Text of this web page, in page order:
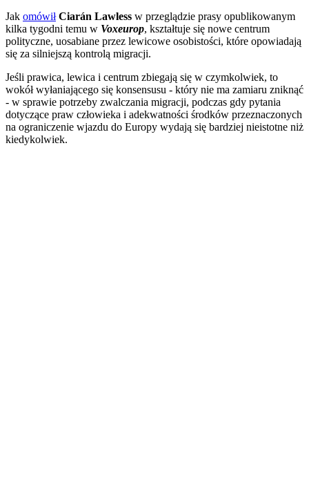
Jak omówił Ciarán Lawless w przeglądzie prasy opublikowanym
kilka tygodni temu w Voxeurop, kształtuje się nowe centrum
polityczne, uosabiane przez lewicowe osobistości, które opowiadają
się za silniejszą kontrolą migracji.
Jeśli prawica, lewica i centrum zbiegają się w czymkolwiek, to
wokół wyłaniającego się konsensusu - który nie ma zamiaru zniknąć
- w sprawie potrzeby zwalczania migracji, podczas gdy pytania
dotyczące praw człowieka i adekwatności środków przeznaczonych
na ograniczenie wjazdu do Europy wydają się bardziej nieistotne niż
kiedykolwiek.